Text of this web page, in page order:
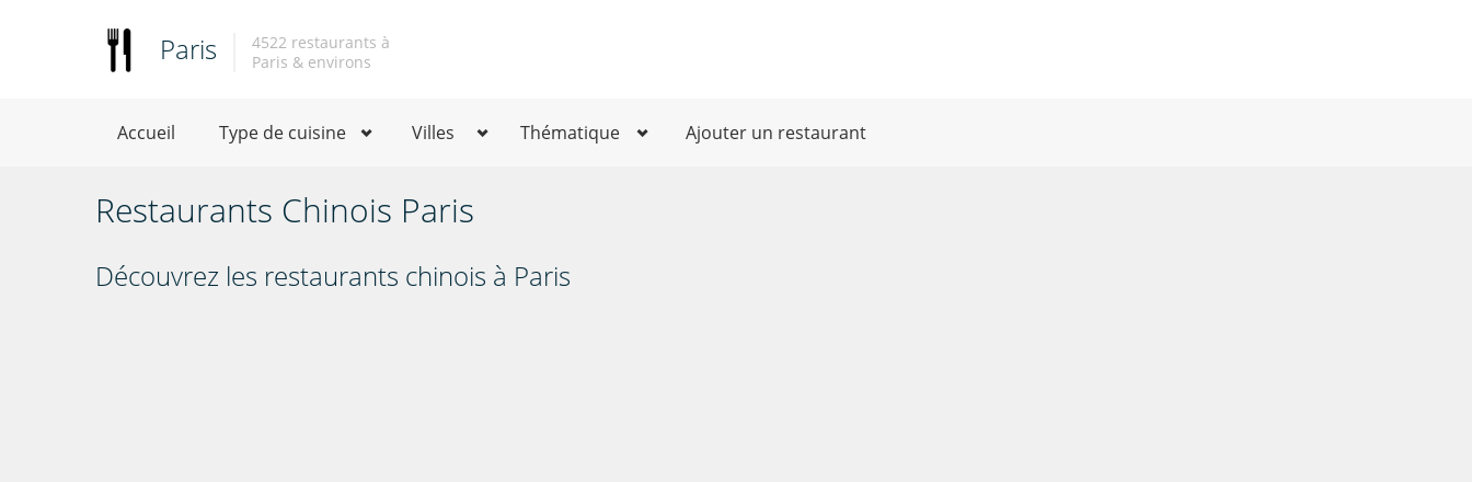
Paris
4522 restaurants à
Paris & environs
Accueil Type de cuisine Villes Thématique Ajouter un restaurant
Restaurants Chinois Paris
Découvrez les restaurants chinois à Paris